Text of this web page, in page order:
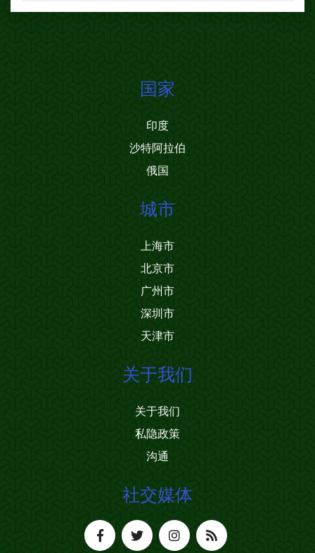
国家
印度
沙特阿拉伯
俄国
城市
上海市
北京市
广州市
深圳市
天津市
关于我们
关于我们
私隐政策
沟通
社交媒体